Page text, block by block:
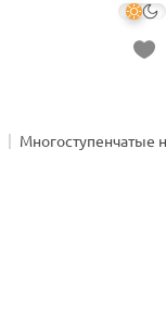
Многоступенчатые